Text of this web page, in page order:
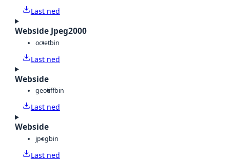
Last ned
Webside Jpeg2000
octetbin
Last ned
Webside
geotiffbin
Last ned
Webside
jpegbin
Last ned